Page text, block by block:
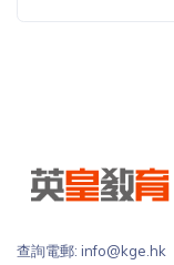
查詢電郵: info@kge.hk